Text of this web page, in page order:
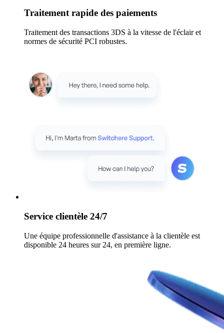
Traitement rapide des paiements
Traitement des transactions 3DS à la vitesse de l'éclair et
normes de sécurité PCI robustes.
Service clientèle 24/7
Une équipe professionnelle d'assistance à la clientèle est
disponible 24 heures sur 24, en première ligne.